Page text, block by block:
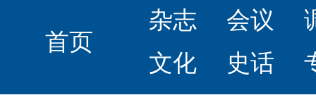
首页
杂志 会议
文化
史话